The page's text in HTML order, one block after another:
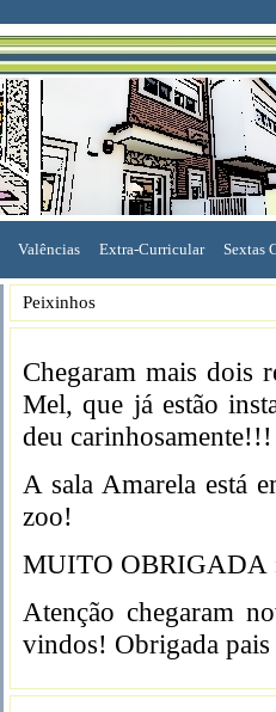
Valências Extra-Curricular Sextas
Peixinhos
Chegaram mais dois
Mel, que já estão
deu carinhosamente!!!
A sala Amarela está
zoo!
MUITO OBRIGADA
Atenção chegaram
vindos! Obrigada pais